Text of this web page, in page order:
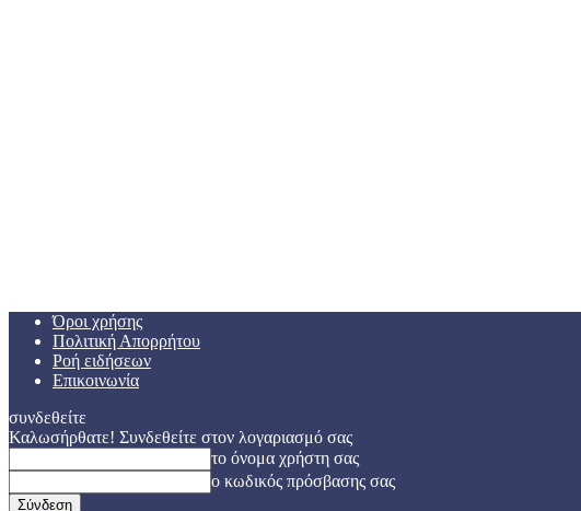
Όροι χρήσης
Πολιτική Απορρήτου
Ροή ειδήσεων
Επικοινωνία
συνδεθείτε
Καλωσήρθατε! Συνδεθείτε στον λογαριασμό σας
το όνομα χρήστη σας
ο κωδικός πρόσβασης σας